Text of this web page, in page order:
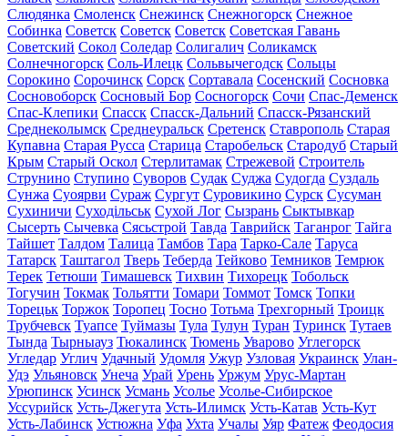
Слюдянка Смоленск Снежинск Снежногорск Снежное
Собинка Советск Советск Советск Советская Гавань
Советский Сокол Соледар Солигалич Соликамск
Солнечногорск Соль-Илецк Сольвычегодск Сольцы
Сорокино Сорочинск Сорск Сортавала Сосенский Сосновка
Сосновоборск Сосновый Бор Сосногорск Сочи Спас-Деменск
Спас-Клепики Спасск Спасск-Дальний Спасск-Рязанский
Среднеколымск Среднеуральск Сретенск Ставрополь Старая
Купавна Старая Русса Старица Старобельск Стародуб Старый
Крым Старый Оскол Стерлитамак Стрежевой Строитель
Струнино Ступино Суворов Судак Суджа Судогда Суздаль
Сунжа Суоярви Сураж Сургут Суровикино Сурск Сусуман
Сухиничи Суходільськ Сухой Лог Сызрань Сыктывкар
Сысерть Сычевка Сясьстрой Тавда Таврийск Таганрог Тайга
Тайшет Талдом Талица Тамбов Тара Тарко-Сале Таруса
Татарск Таштагол Тверь Теберда Тейково Темников Темрюк
Терек Тетюши Тимашевск Тихвин Тихорецк Тобольск
Тогучин Токмак Тольятти Томари Томмот Томск Топки
Торецьк Торжок Торопец Тосно Тотьма Трехгорный Троицк
Трубчевск Туапсе Туймазы Тула Тулун Туран Туринск Тутаев
Тында Тырныауз Тюкалинск Тюмень Уварово Углегорск
Угледар Углич Удачный Удомля Ужур Узловая Украинск Улан-
Удэ Ульяновск Унеча Урай Урень Уржум Урус-Мартан
Урюпинск Усинск Усмань Усолье Усолье-Сибирское
Уссурийск Усть-Джегута Усть-Илимск Усть-Катав Усть-Кут
Усть-Лабинск Устюжна Уфа Ухта Учалы Уяр Фатеж Феодосия